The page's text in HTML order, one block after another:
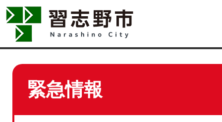
緊急情報